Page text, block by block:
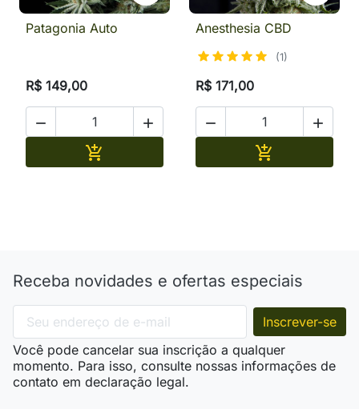
Patagonia Auto
R$ 149,00
 

Anesthesia CBD
(1)
R$ 171,00
 

Receba novidades e ofertas especiais
Você pode cancelar sua inscrição a qualquer
momento. Para isso, consulte nossas informações de
contato em declaração legal.